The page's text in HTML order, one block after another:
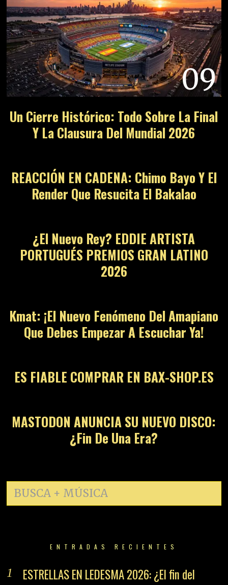
09
Un Cierre Histórico: Todo Sobre La Final
Y La Clausura Del Mundial 2026
10
REACCIÓN EN CADENA: Chimo Bayo Y El
Render Que Resucita El Bakalao
11
¿El Nuevo Rey? EDDIE ARTISTA
PORTUGUÉS PREMIOS GRAN LATINO
2026
Kmat: ¡El Nuevo Fenómeno Del Amapiano
Que Debes Empezar A Escuchar Ya!
13
ES FIABLE COMPRAR EN BAX-SHOP.ES
14
MASTODON ANUNCIA SU NUEVO DISCO:
¿Fin De Una Era?
ENTRADAS RECIENTES
ESTRELLAS EN LEDESMA 2026: ¿El fin del